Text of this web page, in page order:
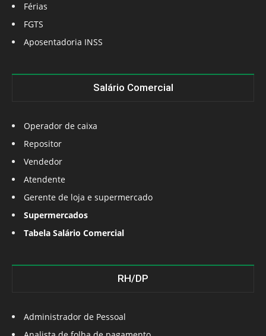
Férias
FGTS
Aposentadoria INSS
Salário Comercial
Operador de caixa
Repositor
Vendedor
Atendente
Gerente de loja e supermercado
Supermercados
Tabela Salário Comercial
RH/DP
Administrador de Pessoal